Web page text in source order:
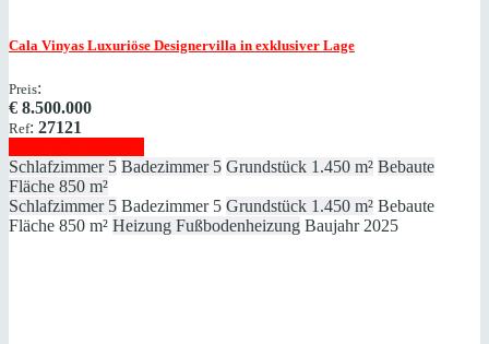
Cala Vinyas Luxuriöse Designervilla in exklusiver Lage
Preis:
€ 8.500.000
Ref: 27121
Schlafzimmer 5 Badezimmer 5 Grundstück 1.450 m² Bebaute
Fläche 850 m²
Schlafzimmer 5 Badezimmer 5 Grundstück 1.450 m² Bebaute
Fläche 850 m² Heizung Fußbodenheizung Baujahr 2025